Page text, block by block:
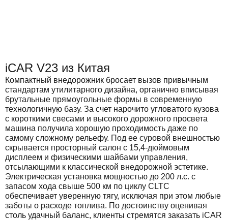
iCAR V23 из Китая
Компактный внедорожник бросает вызов привычным
стандартам утилитарного дизайна, органично вписывая
брутальные прямоугольные формы в современную
технологичную базу. За счет нарочито угловатого кузова
с короткими свесами и высокого дорожного просвета
машина получила хорошую проходимость даже по
самому сложному рельефу. Под ее суровой внешностью
скрывается просторный салон с 15,4-дюймовым
дисплеем и физическими шайбами управления,
отсылающими к классической внедорожной эстетике.
Электрическая установка мощностью до 200 л.с. с
запасом хода свыше 500 км по циклу CLTC
обеспечивает уверенную тягу, исключая при этом любые
заботы о расходе топлива. По достоинству оценивая
столь удачный баланс, клиенты стремятся заказать iCAR